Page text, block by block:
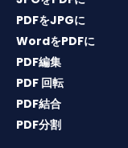
PDFをJPGに
WordをPDFに
PDF編集
PDF 回転
PDF結合
PDF分割